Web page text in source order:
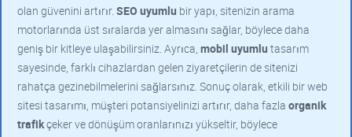
olan güvenini artırır. SEO uyumlu bir yapı, sitenizin arama
motorlarında üst sıralarda yer almasını sağlar, böylece daha
geniş bir kitleye ulaşabilirsiniz. Ayrıca, mobil uyumlu tasarım
sayesinde, farklı cihazlardan gelen ziyaretçilerin de sitenizi
rahatça gezinebilmelerini sağlarsınız. Sonuç olarak, etkili bir web
sitesi tasarımı, müşteri potansiyelinizi artırır, daha fazla organik
trafikçeker ve dönüşüm oranlarınızı yükseltir, böylece